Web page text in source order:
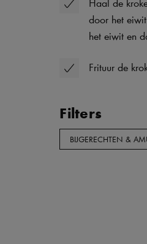
door het
het eiwit en
Frituur de
Filters
BIJGERECHTEN &